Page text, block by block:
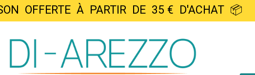
OFFERTE À PARTIR DE 35 € D'ACHAT 📦